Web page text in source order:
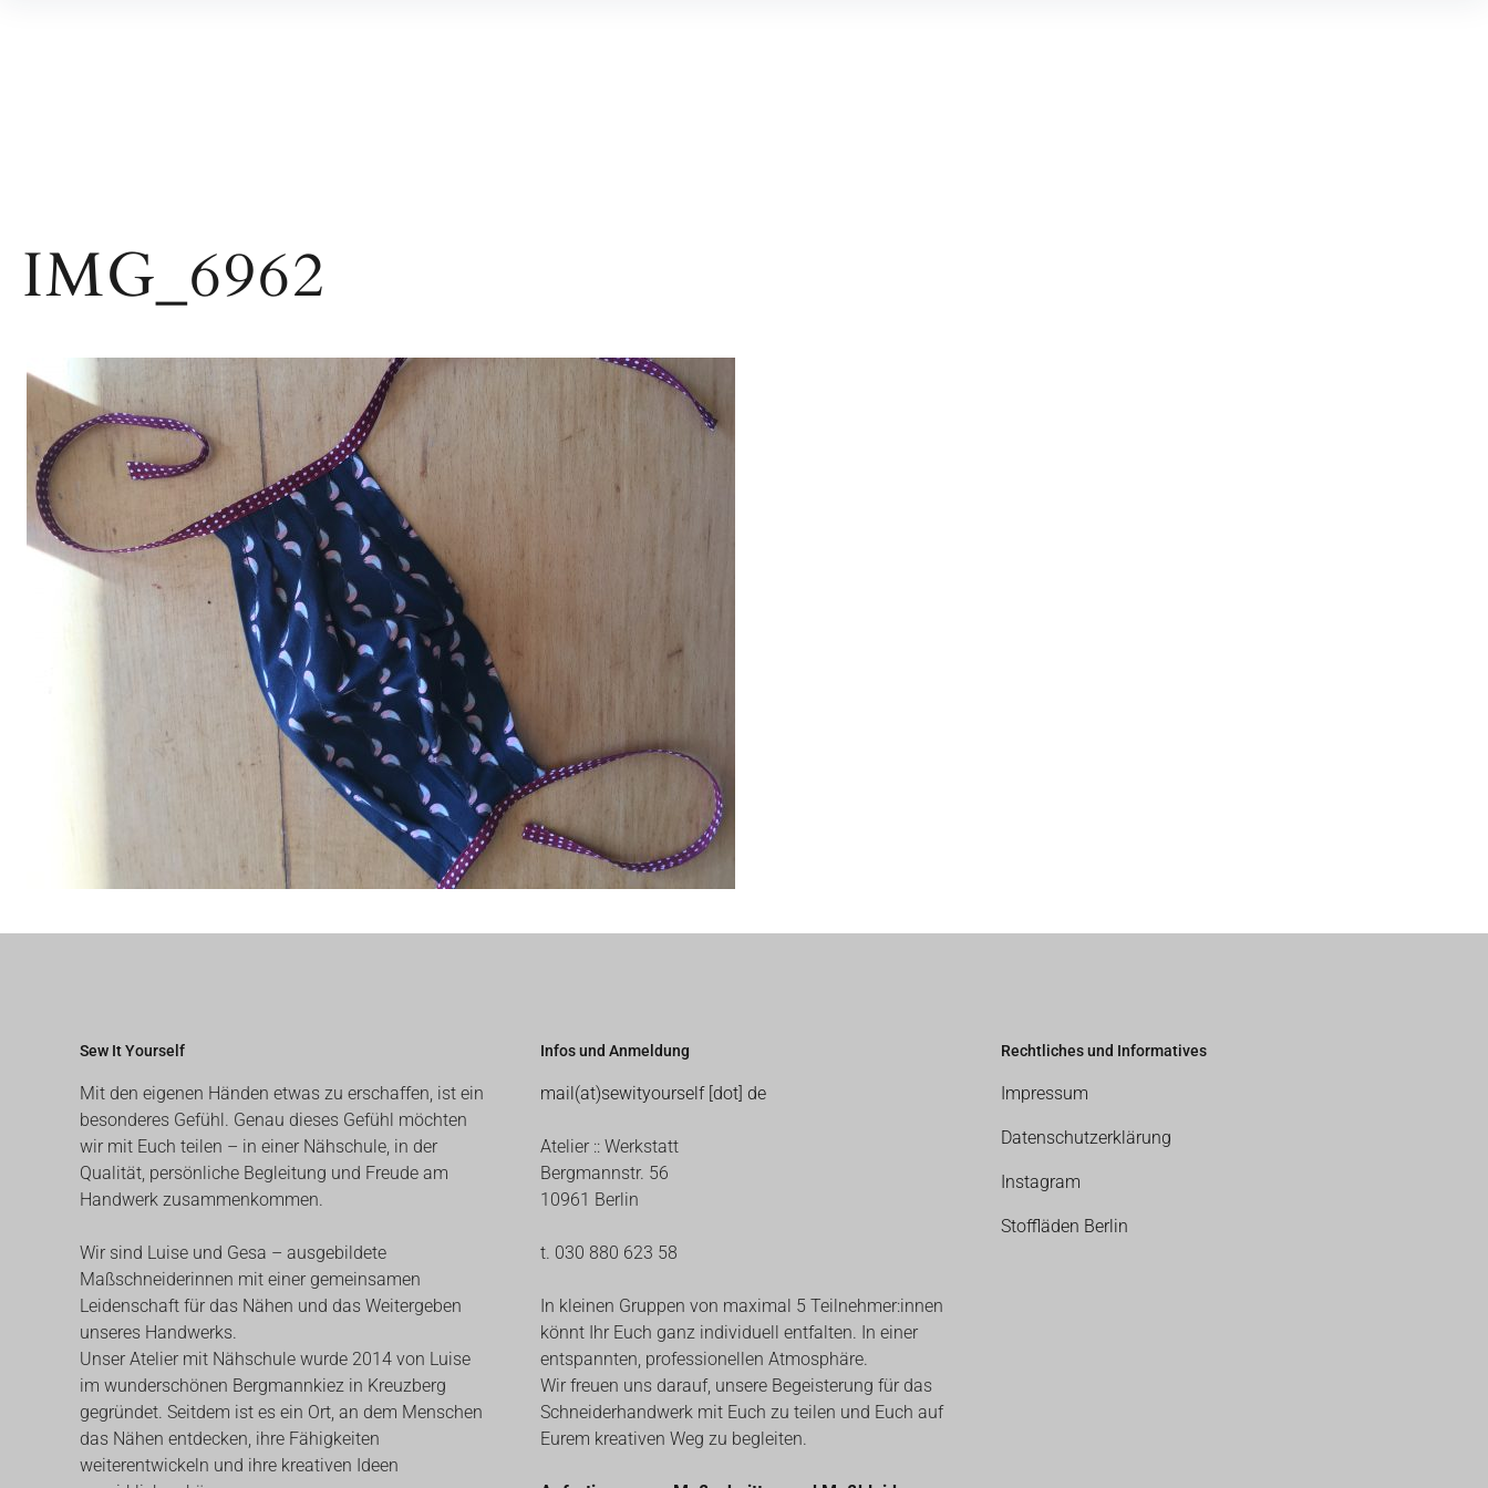
IMG_6962
Beitragsnavigation
Sew It Yourself
Mit den eigenen Händen etwas zu erschaffen, ist ein
besonderes Gefühl. Genau dieses Gefühl möchten
wir mit Euch teilen – in einer Nähschule, in der
Qualität, persönliche Begleitung und Freude am
Handwerk zusammenkommen.
Wir sind Luise und Gesa – ausgebildete
Maßschneiderinnen mit einer gemeinsamen
Leidenschaft für das Nähen und das Weitergeben
unseres Handwerks.
Unser Atelier mit Nähschule wurde 2014 von Luise
im wunderschönen Bergmannkiez in Kreuzberg
gegründet. Seitdem ist es ein Ort, an dem Menschen
das Nähen entdecken, ihre Fähigkeiten
weiterentwickeln und ihre kreativen Ideen
Infos und Anmeldung
mail(at)sewityourself [dot] de
Atelier :: Werkstatt
Bergmannstr. 56
10961 Berlin
t. 030 880 623 58
In kleinen Gruppen von maximal 5 Teilnehmer:innen
könnt Ihr Euch ganz individuell entfalten. In einer
entspannten, professionellen Atmosphäre.
Wir freuen uns darauf, unsere Begeisterung für das
Schneiderhandwerk mit Euch zu teilen und Euch auf
Eurem kreativen Weg zu begleiten.
Rechtliches und Informatives
Impressum
Datenschutzerklärung
Instagram
Stoffläden Berlin